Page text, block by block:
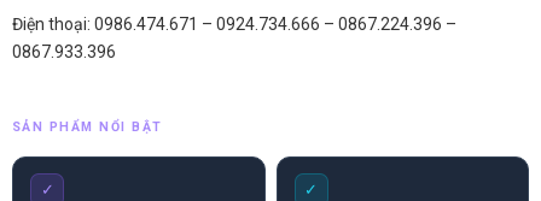
Điện thoại: 0986.474.671 – 0924.734.666 – 0867.224.396 –
0867.933.396
SẢN PHẨM NỔI BẬT
✓ ✓